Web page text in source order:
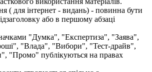
( для інтернет - видань) - повинна бути
або в першому абзаці
"Думка", "Експертиза", "Заява",
"Влада", "Вибори", "Тест-драйв",
"Промо" публікуються на правах